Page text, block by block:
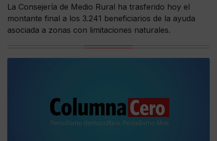
La Consejería de Medio Rural ha trasferido hoy el
montante final a los 3.241 beneficiarios de la ayuda
asociada a zonas con limitaciones naturales.